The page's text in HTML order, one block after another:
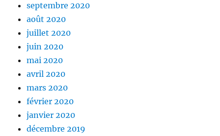
septembre 2020
août 2020
juillet 2020
juin 2020
mai 2020
avril 2020
mars 2020
février 2020
janvier 2020
décembre 2019